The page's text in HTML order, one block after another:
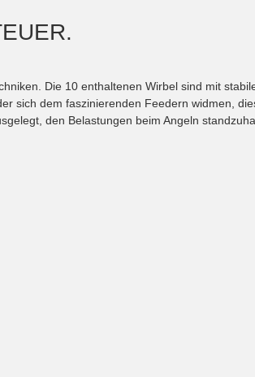
Die 10 enthaltenen Wirbel sind mit
sich dem faszinierenden Feedern widmen,
den Belastungen beim Angeln